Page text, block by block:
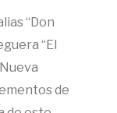
“Don
“El
de